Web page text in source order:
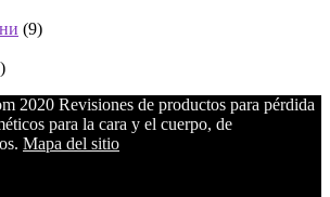
(9)
2020 Revisiones de productos para pérdida
para la cara y el cuerpo, de
Mapa del sitio